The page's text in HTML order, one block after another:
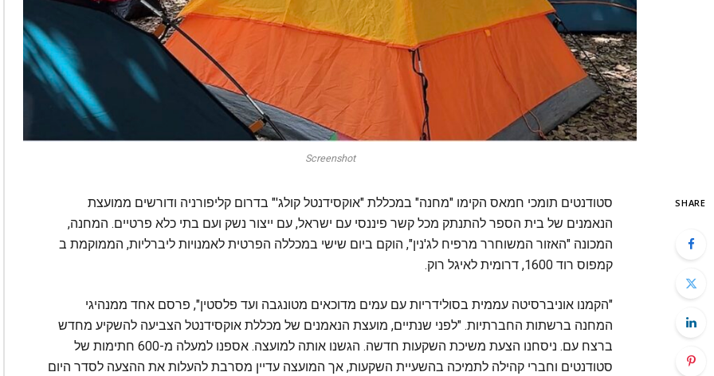
Screenshot
SHARE
סטודנטים תומכי חמאס הקימו "מחנה" במכללת "אוקסידנטל קולג'" בדרום קליפורניה ודורשים ממועצת
הנאמנים של בית הספר להתנתק מכל קשר פיננסי עם ישראל, עם ייצור נשק ועם בתי כלא פרטיים. המחנה,
המכונה "האזור המשוחרר מרפיח לג'נין", הוקם ביום שישי במכללה הפרטית לאמנויות ליברליות, הממוקמת ב
קמפוס רוד 1600, דרומית לאיגל רוק.
"הקמנו אוניברסיטה עממית בסולידריות עם עמים מדוכאים מטונגבה ועד פלסטין", פרסם אחד ממנהיגי
המחנה ברשתות החברתיות. "לפני שנתיים, מועצת הנאמנים של מכללת אוקסידנטל הצביעה להשקיע מחדש
ברצח עם. ניסחנו הצעת משיכת השקעות חדשה. הגשנו אותה למועצה. אספנו למעלה מ-600 חתימות של
סטודנטים וחברי קהילה לתמיכה בהשעיית השקעות, אך המועצה עדיין מסרבת להעלות את ההצעה לסדר היום